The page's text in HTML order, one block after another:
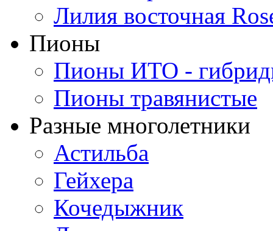
Лилия восточная
Пионы
Пионы ИТО -
Пионы травянистые
Разные многолетники
Астильба
Гейхера
Кочедыжник